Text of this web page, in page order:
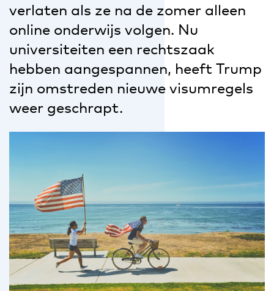
verlaten als ze na de zomer alleen
online onderwijs volgen. Nu
universiteiten een rechtszaak
hebben aangespannen, heeft Trump
zijn omstreden nieuwe visumregels
weer geschrapt.